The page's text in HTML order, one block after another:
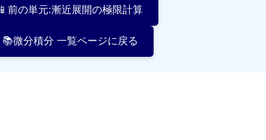
📱前の単元:漸近展開の極限計算
📚微分積分 一覧ページに戻る